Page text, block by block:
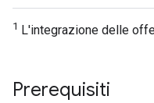
1 L'integrazione delle
Prerequisiti